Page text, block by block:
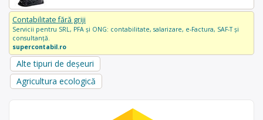
Contabilitate fără griji
Servicii pentru SRL, PFA și ONG: contabilitate, salarizare, e-Factura, SAF-T și
consultanță.
supercontabil.ro
Alte tipuri de deșeuri
Agricultura ecologică